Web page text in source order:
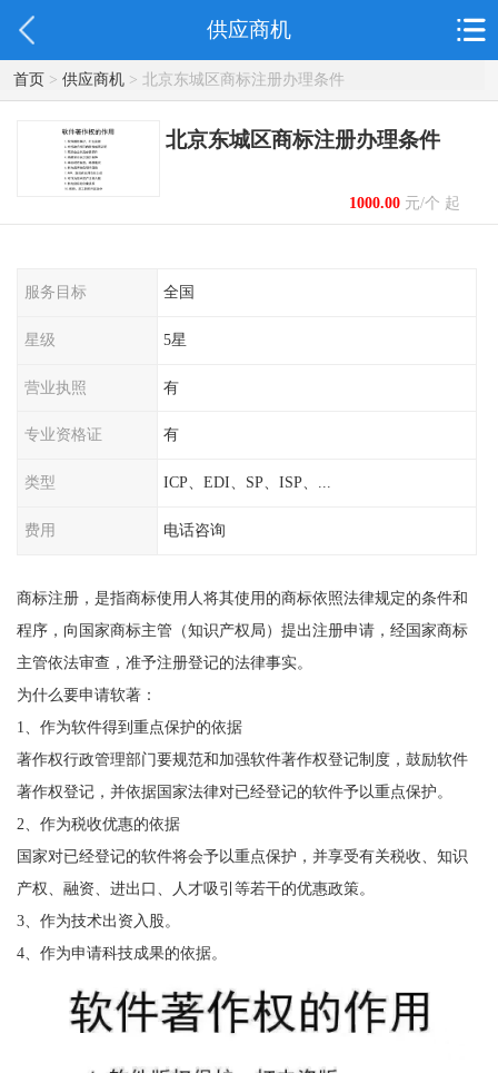
供应商机
首页> 供应商机> 北京东城区商标注册办理条件
北京东城区商标注册办理条件
1000.00元/个 起
服务目标 全国
星级 5星
营业执照 有
专业资格证 有
类型 ICP、EDI、SP、ISP、...
费用 电话咨询
商标注册，是指商标使用人将其使用的商标依照法律规定的条件和
程序，向国家商标主管（知识产权局）提出注册申请，经国家商标
主管依法审查，准予注册登记的法律事实。
为什么要申请软著：
1、作为软件得到重点保护的依据
著作权行政管理部门要规范和加强软件著作权登记制度，鼓励软件
著作权登记，并依据国家法律对已经登记的软件予以重点保护。
2、作为税收优惠的依据
国家对已经登记的软件将会予以重点保护，并享受有关税收、知识
产权、融资、进出口、人才吸引等若干的优惠政策。
3、作为技术出资入股。
4、作为申请科技成果的依据。